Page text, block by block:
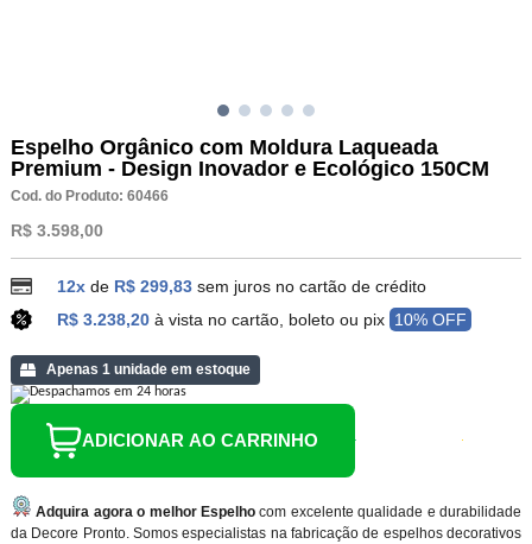
Espelho Orgânico com Moldura Laqueada
Premium - Design Inovador e Ecológico 150CM
Cod. do Produto: 60466
R$ 3.598,00
12xde R$ 299,83 sem juros no cartão de crédito
R$ 3.238,20 à vista no cartão, boleto ou pix 10% OFF
Apenas 1 unidade em estoque
ADICIONAR AO CARRINHO
Adquira agora o melhor Espelho com excelente qualidade e durabilidade
da Decore Pronto. Somos especialistas na fabricação de espelhos decorativos